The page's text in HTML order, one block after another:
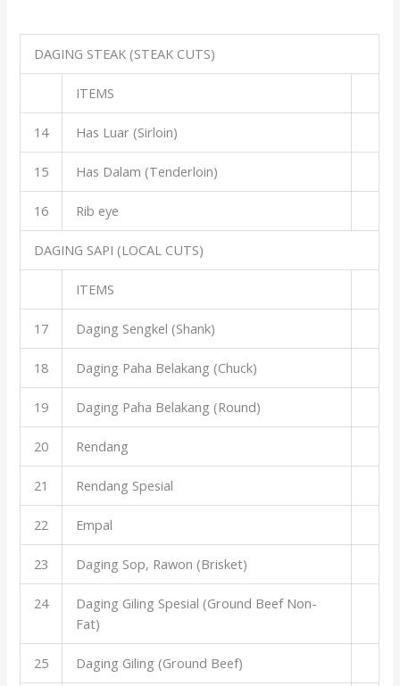
DAGING STEAK (STEAK CUTS)
ITEMS
14 Has Luar (Sirloin)
15 Has Dalam (Tenderloin)
16 Rib eye
DAGING SAPI (LOCAL CUTS)
ITEMS
17 Daging Sengkel (Shank)
18 Daging Paha Belakang (Chuck)
19 Daging Paha Belakang (Round)
20 Rendang
21 Rendang Spesial
22 Empal
23 Daging Sop, Rawon (Brisket)
24
Daging Giling Spesial (Ground Beef Non-
Fat)
25 Daging Giling (Ground Beef)